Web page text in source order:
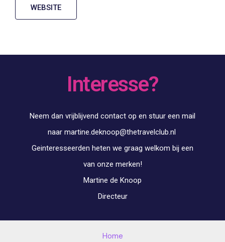
WEBSITE
Interesse?
Neem dan vrijblijvend contact op en stuur een mail
naar martine.deknoop@thetravelclub.nl
Geinteresseerden heten we graag welkom bij een
van onze merken!
Martine de Knoop
Directeur
Home